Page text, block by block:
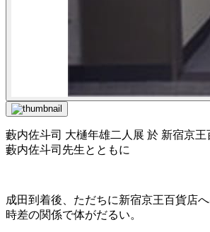
藪内佐斗司 大樋年雄二人展 於 新宿京王
藪内佐斗司先生とともに
成田到着後、ただちに新宿京王百貨店へ
時差の関係で体がだるい。